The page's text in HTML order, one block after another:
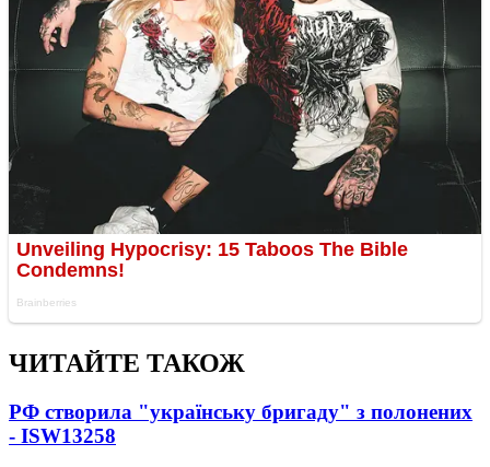
ЧИТАЙТЕ ТАКОЖ
РФ створила "українську бригаду" з полонених
- ISW13258